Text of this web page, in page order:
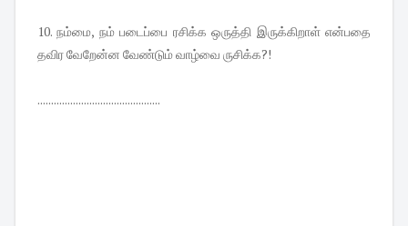
10. நம்மை, நம் படைப்பை ரசிக்க ஒருத்தி இருக்கிறாள் என்பதை
தவிர வேறேன்ன வேண்டும் வாழ்வை ருசிக்க?!
.............................................